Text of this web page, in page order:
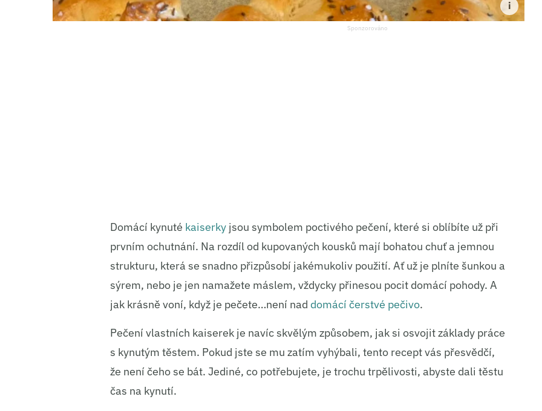
Domácí kynuté kaiserkyjsou symbolem poctivého pečení, které si oblíbíte už při
prvním ochutnání. Na rozdíl od kupovaných kousků mají bohatou chuť a jemnou
strukturu, která se snadno přizpůsobí jakémukoliv použití. Ať už je plníte šunkou a
sýrem, nebo je jen namažete máslem, vždycky přinesou pocit domácí pohody. A
jak krásně voní, když je pečete…není nad domácí čerstvé pečivo.
Pečení vlastních kaiserek je navíc skvělým způsobem, jak si osvojit základy práce
s kynutým těstem. Pokud jste se mu zatím vyhýbali, tento recept vás přesvědčí,
že není čeho se bát. Jediné, co potřebujete, je trochu trpělivosti, abyste dali těstu
čas na kynutí.